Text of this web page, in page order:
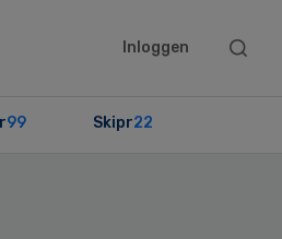
Inloggen
Search
99 Skipr22